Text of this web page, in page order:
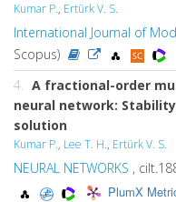
Kumar P., Ertürk V. S.
International Journal of
Scopus)
4. A fractional-order
neural network:
solution
Kumar P., Lee T. H., Ertürk V. S.
NEURAL NETWORKS ,
PlumX